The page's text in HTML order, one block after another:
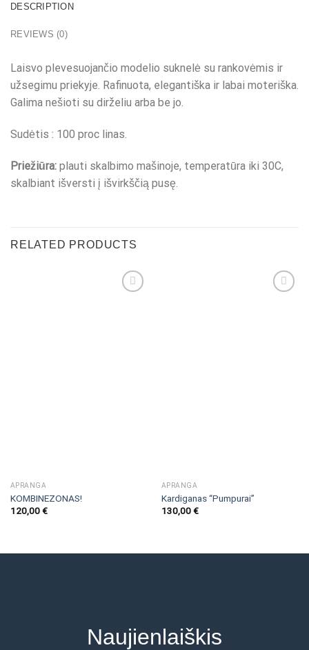
DESCRIPTION
REVIEWS (0)
Laisvo plevesuojančio modelio suknelė su rankovėmis ir
užsegimu priekyje. Rafinuota, elegantiška ir labai moteriška.
Galima nešioti su dirželiu arba be jo.
Sudėtis : 100 proc linas.
Priežiūra: plauti skalbimo mašinoje, temperatūra iki 30C,
skalbiant išversti į išvirkščią pusę.
RELATED PRODUCTS
APRANGA
KOMBINEZONAS!
120,00€
APRANGA
Kardiganas “Pumpurai”
130,00€
Naujienlaiškis